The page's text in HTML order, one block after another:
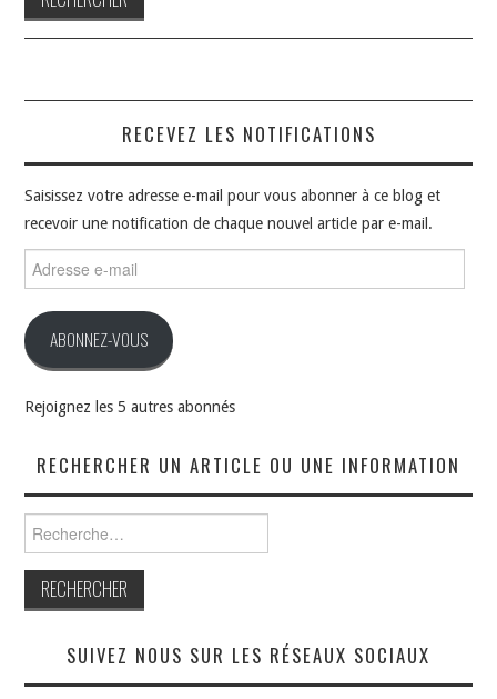
RECEVEZ LES NOTIFICATIONS
Saisissez votre adresse e-mail pour vous abonner à ce blog et
recevoir une notification de chaque nouvel article par e-mail.
e-
ABONNEZ-VOUS
Rejoignez les 5 autres abonnés
RECHERCHER UN ARTICLE OU UNE INFORMATION
SUIVEZ NOUS SUR LES RÉSEAUX SOCIAUX